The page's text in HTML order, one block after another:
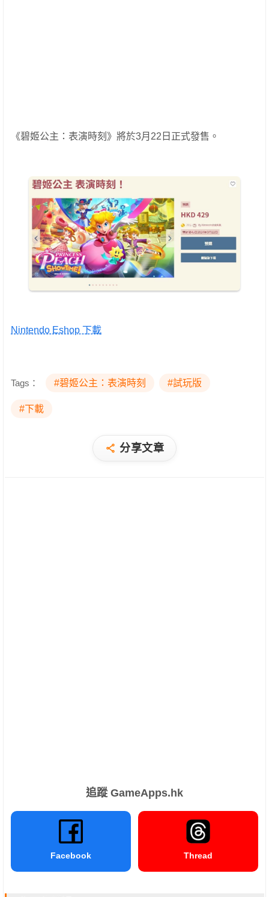
《碧姬公主：表演時刻》將於3月22日正式發售。
Nintendo Eshop 下載
Tags： #碧姬公主：表演時刻 #試玩版
#下載
分享文章
追蹤 GameApps.hk
Facebook Thread